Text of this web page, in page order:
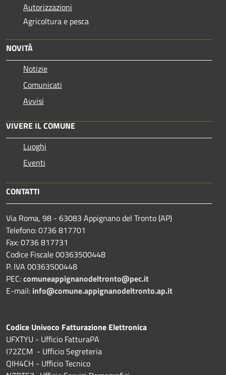
Autorizzazioni
Agricoltura e pesca
NOVITÀ
Notizie
Comunicati
Avvisi
VIVERE IL COMUNE
Luoghi
Eventi
CONTATTI
Via Roma, 98 - 63083 Appignano del Tronto (AP)
Telefono: 0736 817701
Fax: 0736 817731
Codice Fiscale 00363500448
P. IVA 00363500448
PEC:comuneappignanodeltronto@pec.it
E-mail: info@comune.appignanodeltronto.ap.it
Codice Univoco Fatturazione Elettronica
UFXTYU - Ufficio FatturaPA
I72ZCM - Ufficio Segreteria
QIH4CH - Ufficio Tecnico